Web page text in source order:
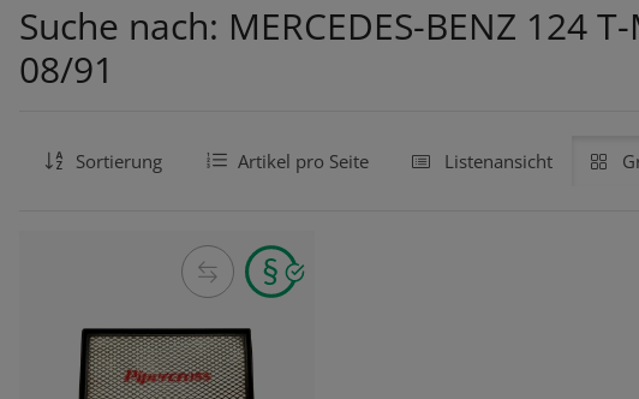
Suche nach: MERCEDES-BENZ 124
08/91
Sortierung Artikel pro Seite Listenansicht